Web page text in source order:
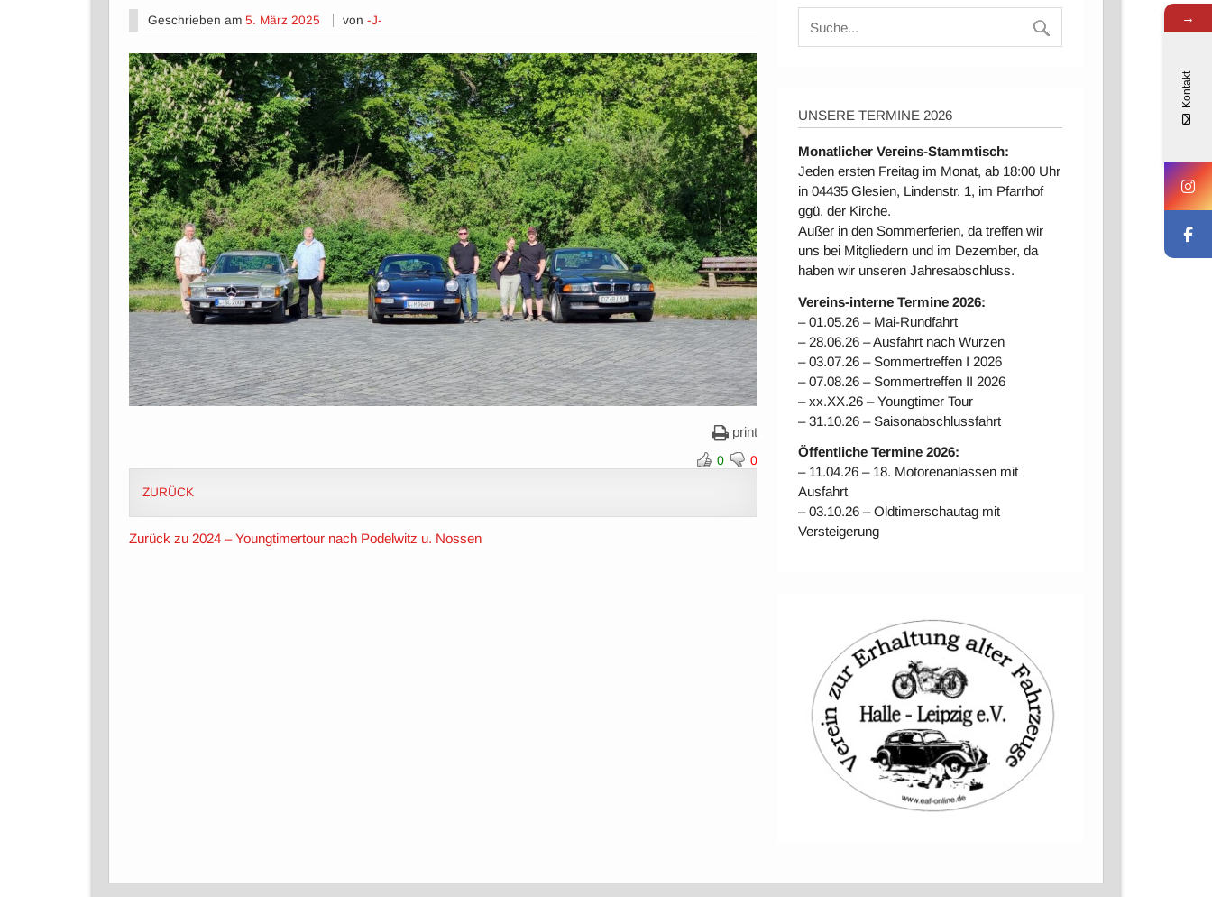
Geschrieben am 5. März 2025 von-J-
print
0 0
ZURÜCK
Zurück zu 2024 – Youngtimertour nach Podelwitz u. Nossen
UNSERE TERMINE 2026
Monatlicher Vereins-Stammtisch:
Jeden ersten Freitag im Monat, ab 18:00 Uhr
in 04435 Glesien, Lindenstr. 1, im Pfarrhof
ggü. der Kirche.
Außer in den Sommerferien, da treffen wir
uns bei Mitgliedern und im Dezember, da
haben wir unseren Jahresabschluss.
Vereins-interne Termine 2026:
– 01.05.26 – Mai-Rundfahrt
– 28.06.26 – Ausfahrt nach Wurzen
– 03.07.26 – Sommertreffen I 2026
– 07.08.26 – Sommertreffen II 2026
– xx.XX.26 – Youngtimer Tour
– 31.10.26 – Saisonabschlussfahrt
Öffentliche Termine 2026:
– 11.04.26 – 18. Motorenanlassen mit
Ausfahrt
– 03.10.26 – Oldtimerschautag mit
Versteigerung
→
Kontakt